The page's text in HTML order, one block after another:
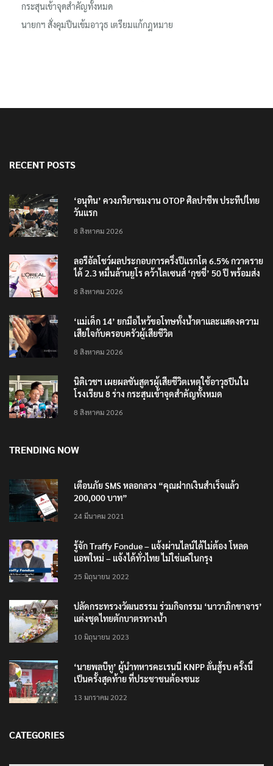
กระสุนเข้าจุดสำคัญทั้งหมด
นายกฯ สั่งคุมปืนเข้มอาวุธ เตรียมแก้กฎหมาย
RECENT POSTS
‘อนุทิน’ ควงภริยาชมงาน OTOP ศิลปาชีพ ประทีปไทย
วันแรก
8 สิงหาคม 2026
ลอรีอัลโชว์ผลประกอบการครึ่งปีแรกโต 6.5% กวาดราย
ได้ 2.3 หมื่นล้านยูโร คว้าไลเซนส์ ‘กุชชี่’ 50 ปี พร้อมส่ง
8 สิงหาคม 2026
‘แม่เด็ก 14’ ยกมือไหว้ขอโทษทั้งน้ำตาและแสดงความ
เสียใจกับครอบครัวผู้เสียชีวิต
8 สิงหาคม 2026
นิติเวชฯ เผยผลชันสูตรผู้เสียชีวิตเหตุใช้อาวุธปืนใน
โรงเรียน 8 ร่าง กระสุนเข้าจุดสำคัญทั้งหมด
8 สิงหาคม 2026
TRENDING NOW
เตือนภัย SMS หลอกลวง “คุณฝากเงินสำเร็จแล้ว
200,000 บาท”
24 มีนาคม 2021
รู้จัก Traffy Fondue – แจ้งผ่านไลน์ได้ไม่ต้อง โหลด
แอพใหม่ – แจ้งได้ทั่วไทย ไม่ใช่แค่ในกรุง
25 มิถุนายน 2022
ปลัดกระทรวงวัฒนธรรม ร่วมกิจกรรม ‘นาวาภิกขาจาร’
แต่งชุดไทยตักบาตรทางน้ำ
10 มิถุนายน 2023
‘นายพลบีทู’ ผู้นำทหารคะเรนนี KNPP ลั่นสู้รบ ครั้งนี้
เป็นครั้งสุดท้าย ที่ประชาชนต้องชนะ
13 มกราคม 2022
CATEGORIES